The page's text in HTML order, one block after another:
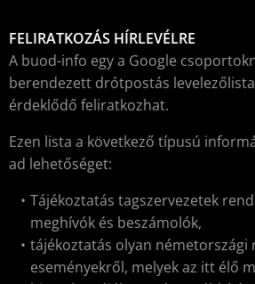
FELIRATKOZÁS HÍRLEVÉLRE
A buod-info egy a Google
berendezett drótpostás
érdeklődő feliratkozhat.
Ezen lista a következő típusú
ad lehetőséget:
Tájékoztatás tagszervezetek
meghívók és beszámolók,
tájékoztatás olyan németországi
eseményekről, melyek az itt élő